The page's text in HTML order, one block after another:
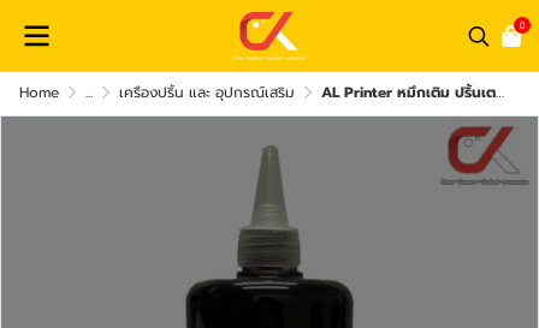
0
Home ... เครืองปริ้น และ อุปกรณ์เสริม AL Printer หมึกเติม ปริ้นเตอร์ Brother inkjet ขนาด 500 ml